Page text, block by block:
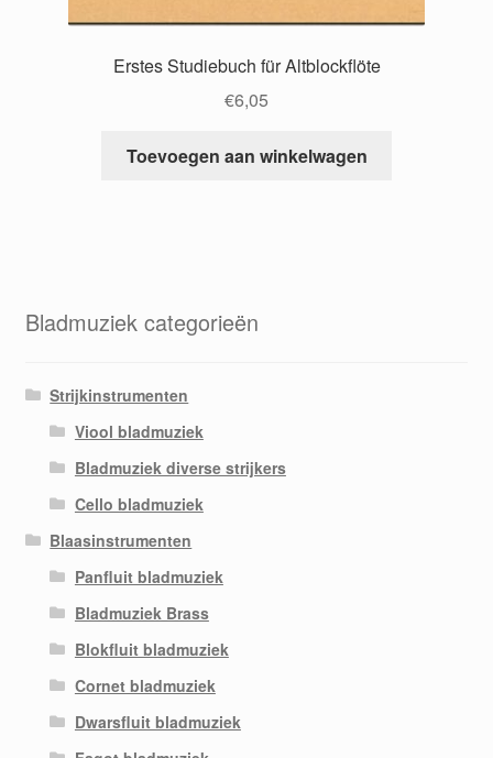
Erstes Studiebuch für Altblockflöte
€6,05
Toevoegen aan winkelwagen
Bladmuziek categorieën
Strijkinstrumenten
Viool bladmuziek
Bladmuziek diverse strijkers
Cello bladmuziek
Blaasinstrumenten
Panfluit bladmuziek
Bladmuziek Brass
Blokfluit bladmuziek
Cornet bladmuziek
Dwarsfluit bladmuziek